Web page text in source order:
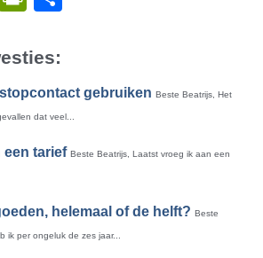
gebruiken Beste Beatrijs, Het
dat veel...
een tarief Beste Beatrijs, Laatst vroeg ik aan een
helemaal of de helft? Beste
ik per ongeluk de zes jaar...